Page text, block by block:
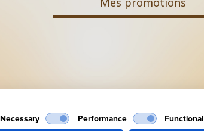
Mentions légales
Necessary Performance Functional